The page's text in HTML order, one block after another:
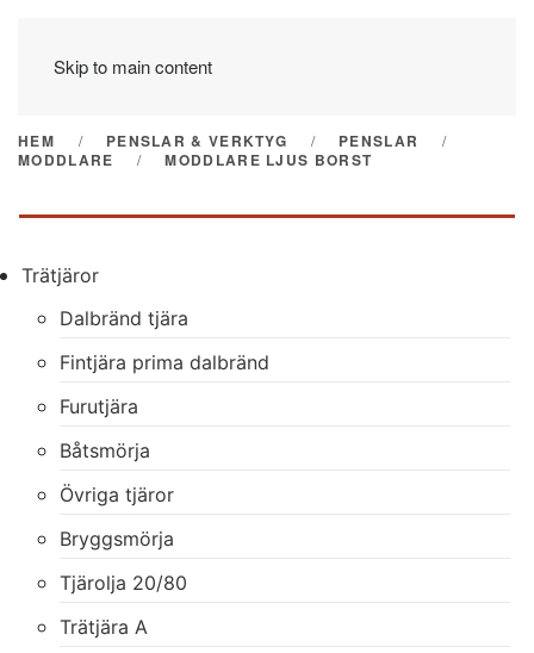
Skip to main content
HEM PENSLAR & VERKTYG
PENSLAR
MODDLARE
MODDLARE LJUS BORST
Trätjäror
Dalbränd tjära
Fintjära prima dalbränd
Furutjära
Båtsmörja
Övriga tjäror
Bryggsmörja
Tjärolja 20/80
Trätjära A